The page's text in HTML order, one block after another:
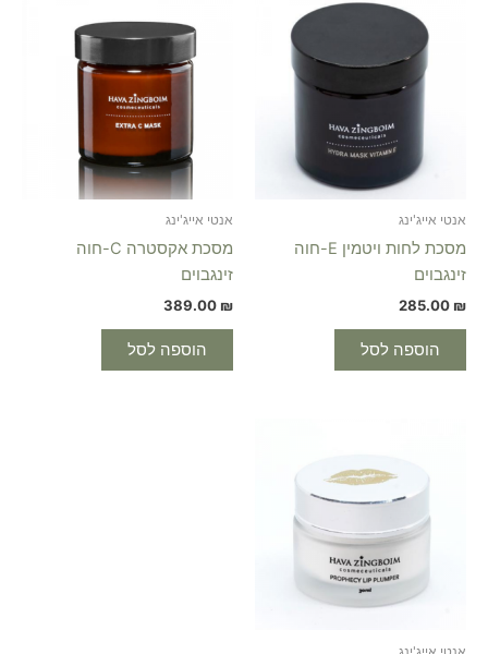
אנטי אייג'ינג
מסכת לחות ויטמין E-חוה
זינגבוים
285.00 ₪
הוספה לסל
אנטי אייג'ינג
מסכת אקסטרה C-חוה
זינגבוים
389.00 ₪
הוספה לסל